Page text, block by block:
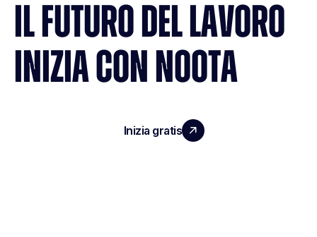
IL FUTURO DEL LAVORO
INIZIA CON NOOTA
Inizia gratis